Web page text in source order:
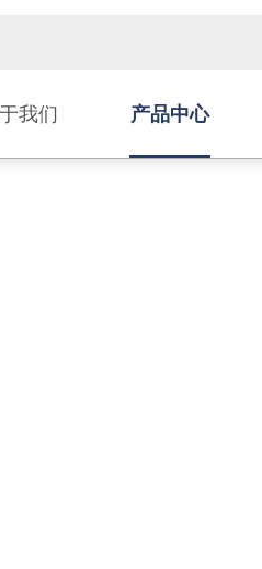
我们 产品中心